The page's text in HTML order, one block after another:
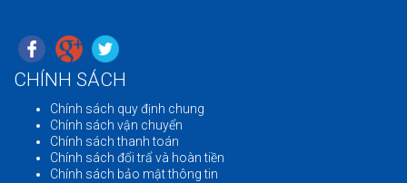
CHÍNH SÁCH
Chính sách quy định chung
Chính sách vận chuyển
Chính sách thanh toán
Chính sách đổi trẩ và hoàn tiền
Chính sách bảo mật thông tin